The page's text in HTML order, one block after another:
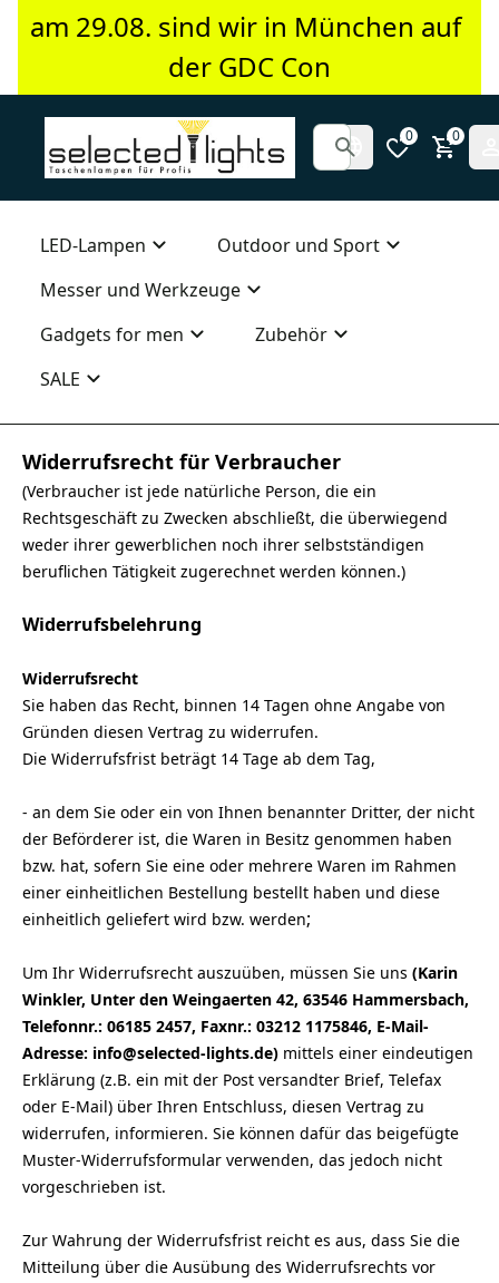
am 29.08. sind wir in München auf
der GDC Con
0 0
LED-Lampen
Outdoor und Sport
Messer und Werkzeuge
Gadgets for men
Zubehör
SALE
Widerrufsrecht für Verbraucher
(Verbraucher ist jede natürliche Person, die ein
Rechtsgeschäft zu Zwecken abschließt, die überwiegend
weder ihrer gewerblichen noch ihrer selbstständigen
beruflichen Tätigkeit zugerechnet werden können.)
Widerrufsbelehrung
Widerrufsrecht
Sie haben das Recht, binnen 14 Tagen ohne Angabe von
Gründen diesen Vertrag zu widerrufen.
Die Widerrufsfrist beträgt 14 Tage ab dem Tag,
- an dem Sie oder ein von Ihnen benannter Dritter, der nicht
der Beförderer ist, die Waren in Besitz genommen haben
bzw. hat, sofern Sie eine oder mehrere Waren im Rahmen
einer einheitlichen Bestellung bestellt haben und diese
einheitlich geliefert wird bzw. werden;
Um Ihr Widerrufsrecht auszuüben, müssen Sie uns (Karin
Winkler, Unter den Weingaerten 42, 63546 Hammersbach,
Telefonnr.: 06185 2457, Faxnr.: 03212 1175846, E-Mail-
Adresse: info@selected-lights.de) mittels einer eindeutigen
Erklärung (z.B. ein mit der Post versandter Brief, Telefax
oder E-Mail) über Ihren Entschluss, diesen Vertrag zu
widerrufen, informieren. Sie können dafür das beigefügte
Muster-Widerrufsformular verwenden, das jedoch nicht
vorgeschrieben ist.
Zur Wahrung der Widerrufsfrist reicht es aus, dass Sie die
Mitteilung über die Ausübung des Widerrufsrechts vor